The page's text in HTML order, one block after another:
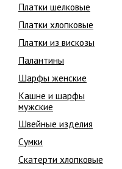
Платки шелковые
Платки хлопковые
Платки из вискозы
Палантины
Шарфы женские
Кашне и шарфы
мужские
Швейные изделия
Сумки
Скатерти хлопковые